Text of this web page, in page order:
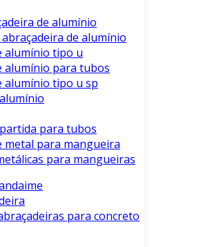
de alumínio
de alumínio
alumínio tipo u
alumínio para tubos
alumínio tipo u sp
para tubos
metal para mangueira
para mangueiras
para concreto